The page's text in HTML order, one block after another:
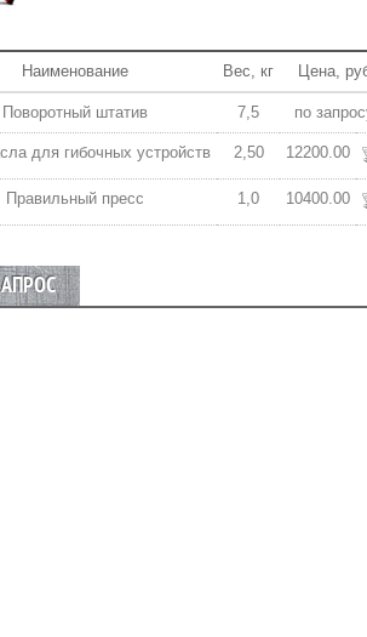
Наименование Вес, кг Цена,
Поворотный штатив 7,5 по
для гибочных устройств 2,50 12200.00
Правильный пресс 1,0 10400.00